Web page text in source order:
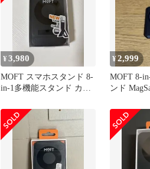
¥3,980
MOFT スマホスタンド 8-
in-1多機能スタンド カー
¥2,999
MOFT 8-
ンド